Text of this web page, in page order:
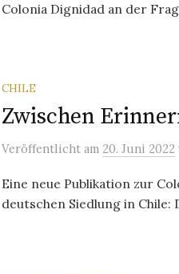
Colonia Dignidad an der
CHILE
Zwischen
Veröffentlicht am 20. Juni 2022
Eine neue Publikation zur
deutschen Siedlung in